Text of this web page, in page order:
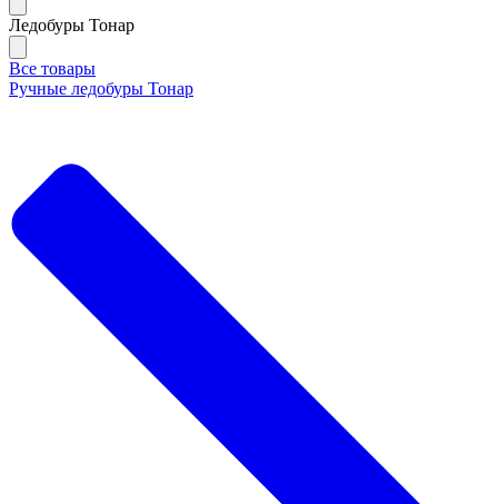
Ледобуры Тонар
Все товары
Ручные ледобуры Тонар